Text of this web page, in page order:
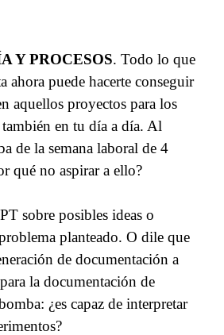
Y PROCESOS. Todo lo que
ahora puede hacerte conseguir
aquellos proyectos para los
en tu día a día. Al
de la semana laboral de 4
qué no aspirar a ello?
sobre posibles ideas o
planteado. O dile que
de documentación a
la documentación de
¿es capaz de interpretar